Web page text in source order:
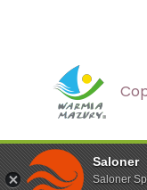
Saloner
Saloner
Ta strona korzysta z